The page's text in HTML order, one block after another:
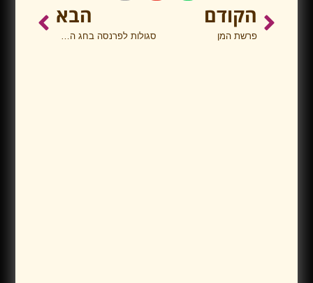
הקודם
פרשת המן
הבא
סגולות לפרנסה בחג הפסח